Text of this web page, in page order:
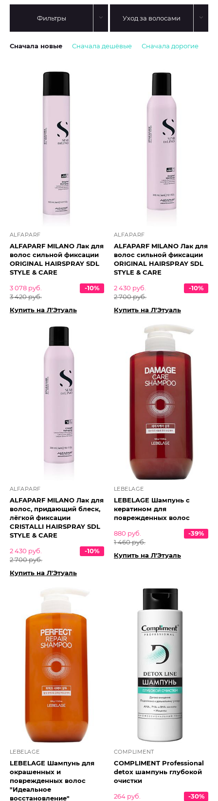
Фильтры Уход за волосами
Сначала новые Сначала дешёвые Сначала дорогие
ALFAPARF
ALFAPARF MILANO Лак для
волос сильной фиксации
ORIGINAL HAIRSPRAY SDL
STYLE & CARE
3 078 руб.
3 420 руб.
-10%
Купить на Л'Этуаль
ALFAPARF
ALFAPARF MILANO Лак для
волос сильной фиксации
ORIGINAL HAIRSPRAY SDL
STYLE & CARE
2 430 руб.
2 700 руб.
-10%
Купить на Л'Этуаль
ALFAPARF
ALFAPARF MILANO Лак для
волос, придающий блеск,
лёгкой фиксации
CRISTALLI HAIRSPRAY SDL
STYLE & CARE
2 430 руб.
2 700 руб.
-10%
Купить на Л'Этуаль
LEBELAGE
LEBELAGE Шампунь с
кератином для
поврежденных волос
880 руб.
1 460 руб.
-39%
Купить на Л'Этуаль
LEBELAGE
LEBELAGE Шампунь для
окрашенных и
поврежденных волос
"Идеальное
восстановление"
COMPLIMENT
COMPLIMENT Professional
detox шампунь глубокой
очистки
264 руб.
-30%